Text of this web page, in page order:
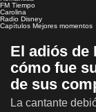
FM Tiempo
Carolina
Radio Disney
Capítulos Mejores momentos
El adiós de
cómo fue
de sus
La cantante